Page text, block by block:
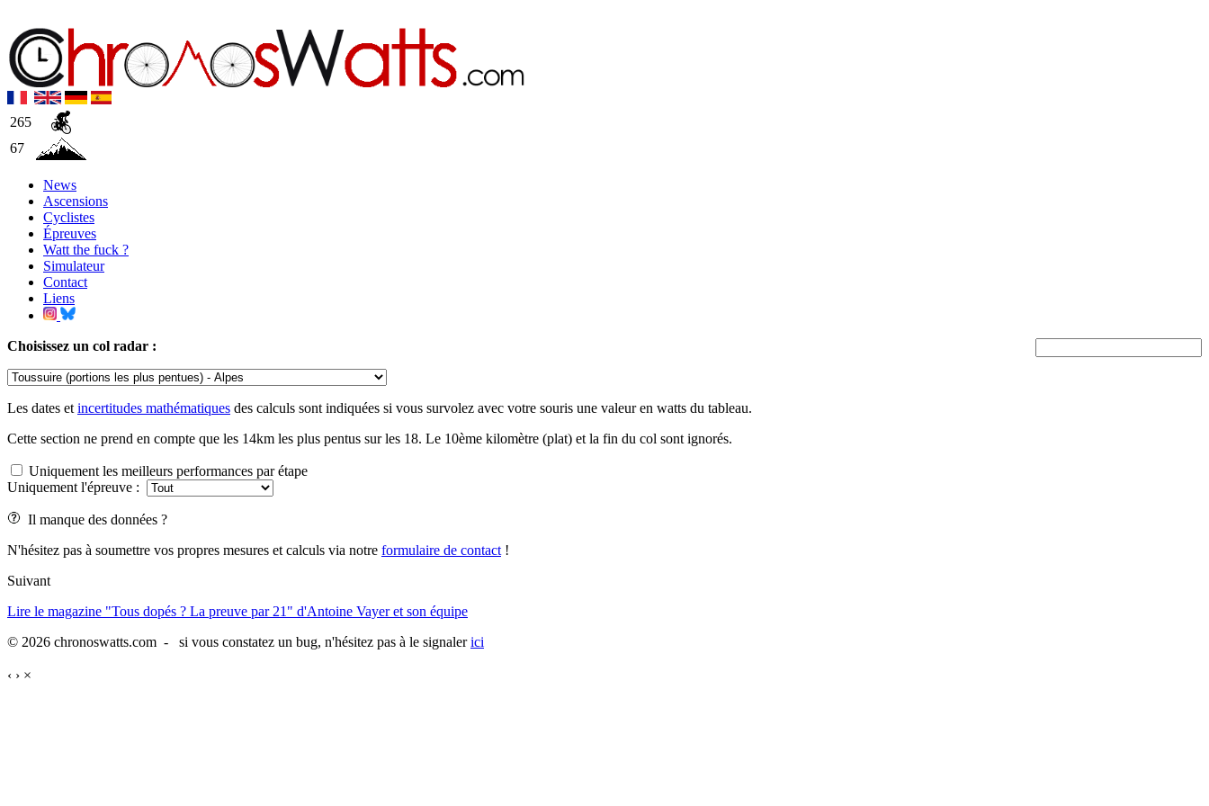
265
67
News
Ascensions
Cyclistes
Épreuves
Watt the fuck ?
Simulateur
Contact
Liens
Choisissez un col radar :
Les dates et incertitudes mathématiques des calculs sont indiquées si vous survolez avec votre souris une valeur en watts du tableau.
Cette section ne prend en compte que les 14km les plus pentus sur les 18. Le 10ème kilomètre (plat) et la fin du col sont ignorés.
Uniquement les meilleurs performances par étape
Uniquement l'épreuve :
Il manque des données ?
N'hésitez pas à soumettre vos propres mesures et calculs via notre formulaire de contact !
Suivant
Lire le magazine "Tous dopés ? La preuve par 21" d'Antoine Vayer et son équipe
© 2026 chronoswatts.com - si vous constatez un bug, n'hésitez pas à le signalerici
‹ › ×